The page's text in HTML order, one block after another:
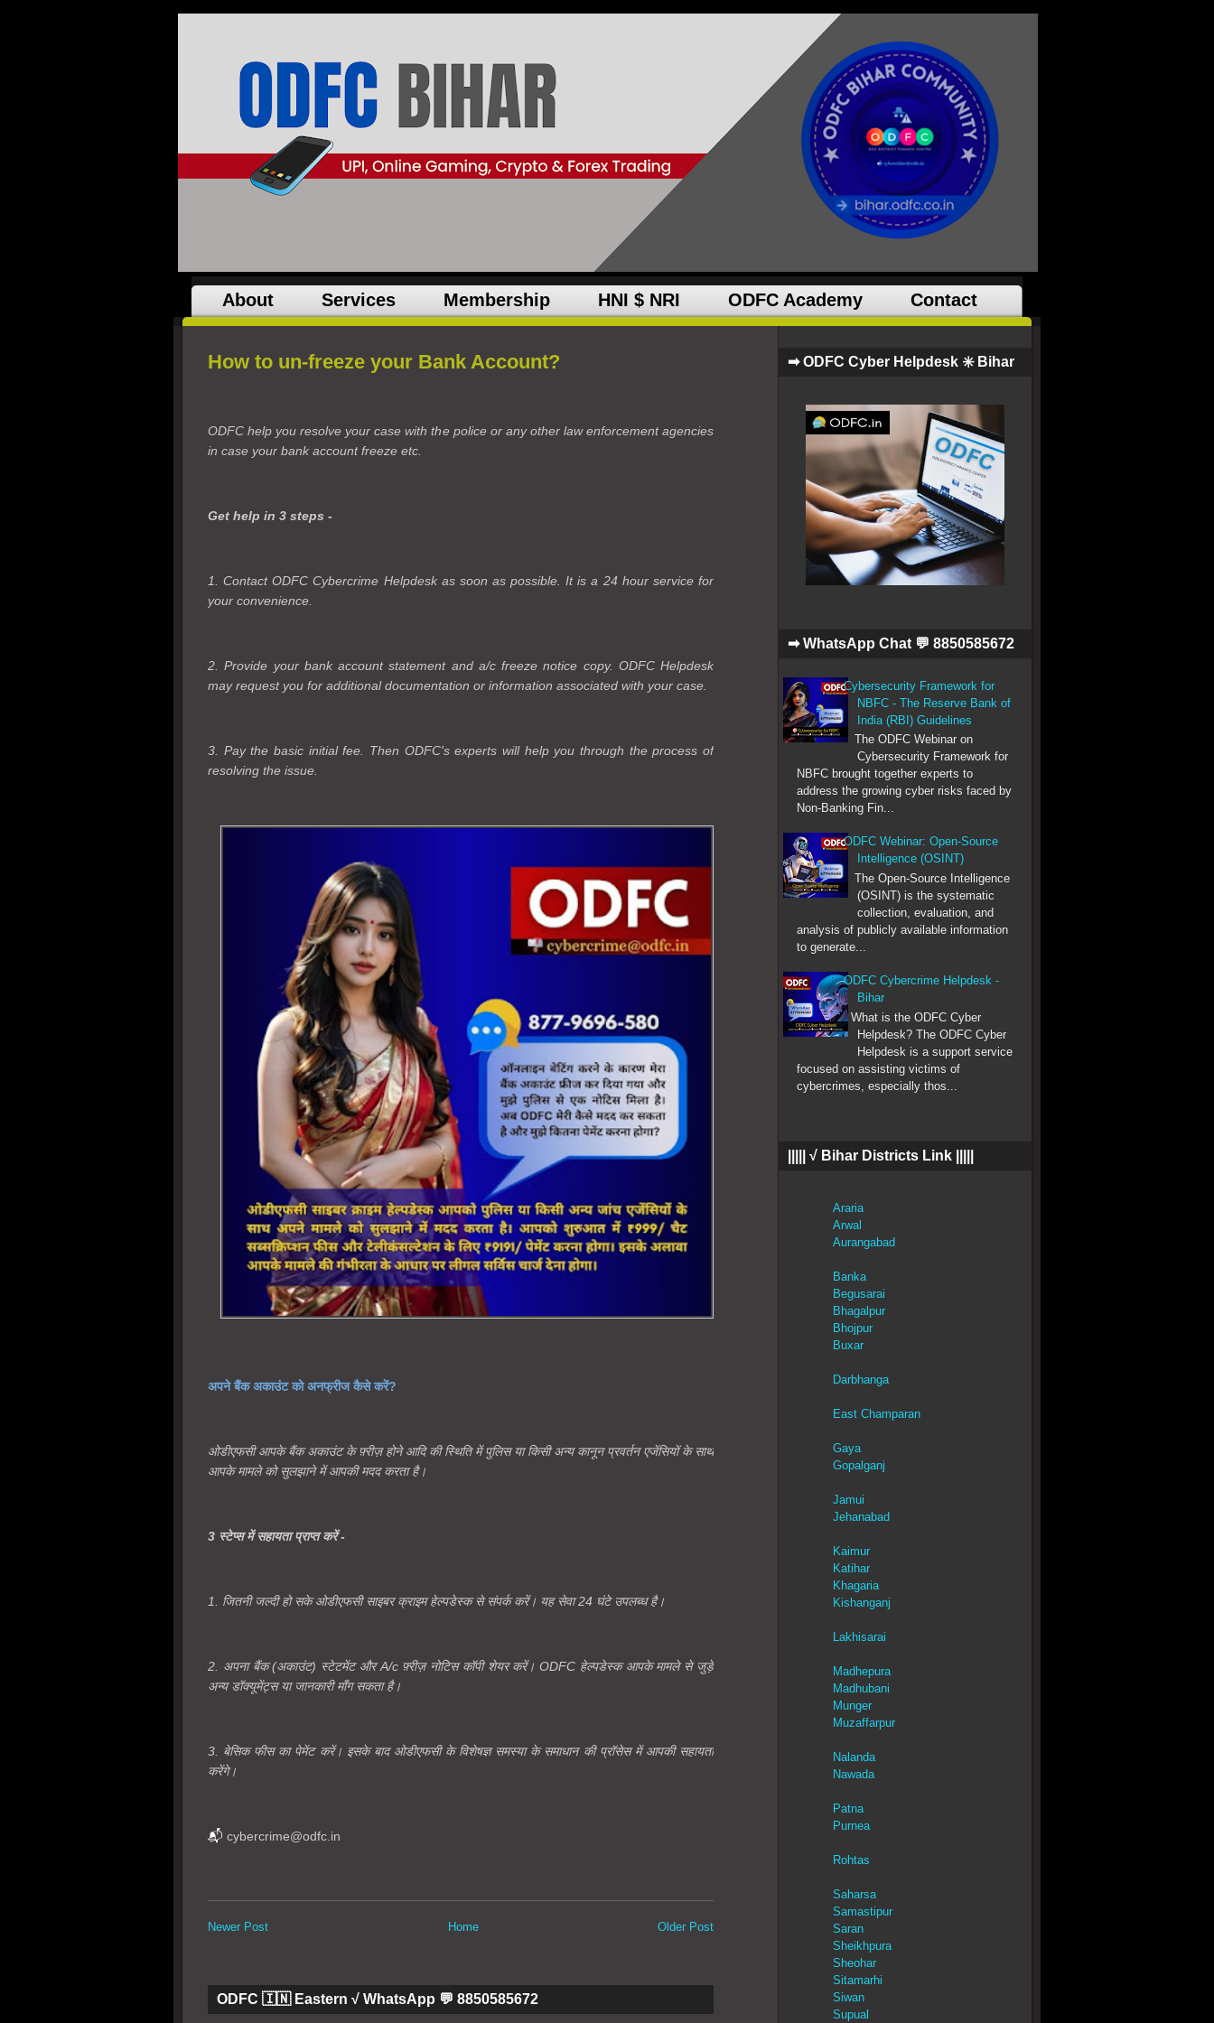
About Services Membership HNI $ NRI ODFC Academy Contact
How to un-freeze your Bank Account?
ODFC help you resolve your case with the police or any other law enforcement agencies
in case your bank account freeze etc.
Get help in 3 steps -
1. Contact ODFC Cybercrime Helpdesk as soon as possible. It is a 24 hour service for
your convenience.
2. Provide your bank account statement and a/c freeze notice copy. ODFC Helpdesk
may request you for additional documentation or information associated with your case.
3. Pay the basic initial fee. Then ODFC's experts will help you through the process of
resolving the issue.
अपने बैंक अकाउंट को अनफ्रीज कैसे करें?
ओडीएफसी आपके बैंक अकाउंट के फ़्रीज़ होने आदि की स्थिति में पुलिस या किसी अन्य कानून प्रवर्तन एजेंसियों के साथ
आपके मामले को सुलझाने में आपकी मदद करता है।
3 स्टेप्स में सहायता प्राप्त करें -
1. जितनी जल्दी हो सके ओडीएफसी साइबर क्राइम हेल्पडेस्क से संपर्क करें। यह सेवा 24 घंटे उपलब्ध है।
2. अपना बैंक (अकाउंट) स्टेटमेंट औरA/c फ़्रीज़ नोटिस कॉपी शेयर करें। ODFC हेल्पडेस्क आपके मामले से जुड़े
अन्य डॉक्यूमेंट्स या जानकारी माँग सकता है।
3. बेसिक फीस का पेमेंट करें। इसके बाद ओडीएफसी के विशेषज्ञ समस्या के समाधान की प्रॉसेस में आपकी सहायता
करेंगे।
📬 cybercrime@odfc.in
Newer Post Older Post
Home
ODFC 🇮🇳 Eastern √ WhatsApp 💬 8850585672
➡ ODFC Cyber Helpdesk ✳️ Bihar
➡ WhatsApp Chat 💬 8850585672
Cybersecurity Framework for
NBFC - The Reserve Bank of
India (RBI) Guidelines
The ODFC Webinar on
Cybersecurity Framework for
NBFC brought together experts to
address the growing cyber risks faced by
Non-Banking Fin...
ODFC Webinar: Open-Source
Intelligence (OSINT)
The Open-Source Intelligence
(OSINT) is the systematic
collection, evaluation, and
analysis of publicly available information
to generate...
ODFC Cybercrime Helpdesk -
Bihar
What is the ODFC Cyber
Helpdesk? The ODFC Cyber
Helpdesk is a support service
focused on assisting victims of
cybercrimes, especially thos...
||||| √ Bihar Districts Link |||||
Araria
Arwal
Aurangabad
Banka
Begusarai
Bhagalpur
Bhojpur
Buxar
Darbhanga
East Champaran
Gaya
Gopalganj
Jamui
Jehanabad
Kaimur
Katihar
Khagaria
Kishanganj
Lakhisarai
Madhepura
Madhubani
Munger
Muzaffarpur
Nalanda
Nawada
Patna
Purnea
Rohtas
Saharsa
Samastipur
Saran
Sheikhpura
Sheohar
Sitamarhi
Siwan
Supual